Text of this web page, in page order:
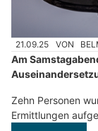
21.09.25 VON
Am
Zehn Personen
Ermittlungen